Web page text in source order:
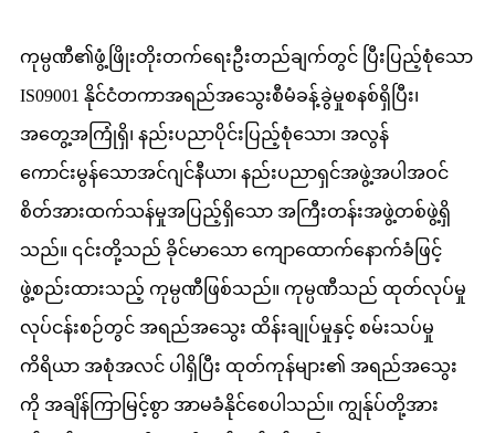
ကုမ္ပဏီ၏ဖွံ့ဖြိုးတိုးတက်ရေးဦးတည်ချက်တွင် ပြီးပြည့်စုံသော
IS09001 နိုင်ငံတကာအရည်အသွေးစီမံခန့်ခွဲမှုစနစ်ရှိပြီး၊
အတွေ့အကြုံရှိ၊ နည်းပညာပိုင်းပြည့်စုံသော၊ အလွန်
ကောင်းမွန်သောအင်ဂျင်နီယာ၊ နည်းပညာရှင်အဖွဲ့အပါအဝင်
စိတ်အားထက်သန်မှုအပြည့်ရှိသော အကြီးတန်းအဖွဲ့တစ်ဖွဲ့ရှိ
သည်။ ၎င်းတို့သည် ခိုင်မာသော ကျောထောက်နောက်ခံဖြင့်
ဖွဲ့စည်းထားသည့် ကုမ္ပဏီဖြစ်သည်။ ကုမ္ပဏီသည် ထုတ်လုပ်မှု
လုပ်ငန်းစဉ်တွင် အရည်အသွေး ထိန်းချုပ်မှုနှင့် စမ်းသပ်မှု
ကိရိယာ အစုံအလင် ပါရှိပြီး ထုတ်ကုန်များ၏ အရည်အသွေး
ကို အချိန်ကြာမြင့်စွာ အာမခံနိုင်စေပါသည်။ ကျွန်ုပ်တို့အား